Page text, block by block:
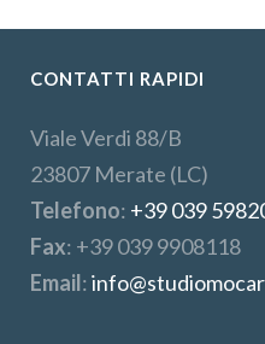
CONTATTI RAPIDI
Viale Verdi 88/B
23807 Merate (LC)
Telefono: +39 039
Fax: +39 039 9908118
Email: